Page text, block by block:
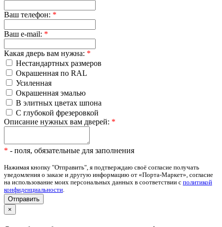
Ваш телефон: *
Ваш e-mail: *
Какая дверь вам нужна: *
Нестандартных размеров
Окрашенная по RAL
Усиленная
Окрашенная эмалью
В элитных цветах шпона
С глубокой фрезеровкой
Описание нужных вам дверей: *
* - поля, обязательные для заполнения
Нажимая кнопку "Отправить", я подтверждаю своё согласие получать
уведомления о заказе и другую информацию от «Порта-Маркет», согласие
на использование моих персональных данных в соответствии с политикой
конфиденциальности
×